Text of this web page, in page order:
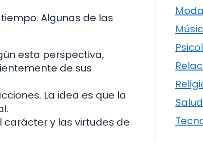
Algunas de las
esta perspectiva,
de sus
La idea es que la
y las virtudes de
Moda
Salud